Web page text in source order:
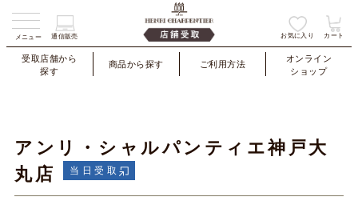
メニュー 通信販売 お気に入り カート
受取店舗から
探す
商品から探す ご利用方法
オンライン
ショップ
アンリ・シャルパンティエ神戸大
丸店
当日受取